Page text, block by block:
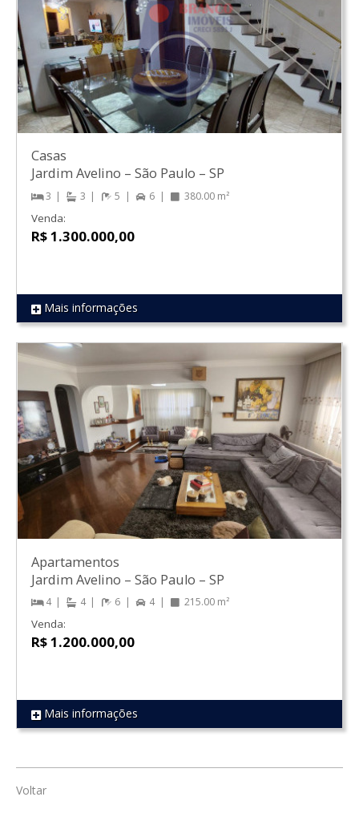
REF 1430
Casas
Jardim Avelino – São Paulo – SP
3 3 5 6 380.00 m²
Venda:
R$ 1.300.000,00
Mais informações
REF 1614
Apartamentos
Jardim Avelino – São Paulo – SP
4 4 6 4 215.00 m²
Venda:
R$ 1.200.000,00
Mais informações
Voltar